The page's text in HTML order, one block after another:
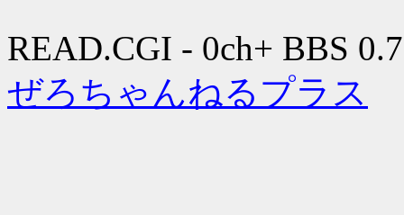
READ.CGI - 0ch+ BBS
ぜろちゃんねるプラス